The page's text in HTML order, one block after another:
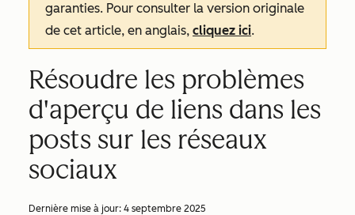
garanties. Pour consulter la version originale
de cet article, en anglais, cliquez ici.
Résoudre les problèmes
d'aperçu de liens dans les
posts sur les réseaux
sociaux
Dernière mise à jour: 4 septembre 2025